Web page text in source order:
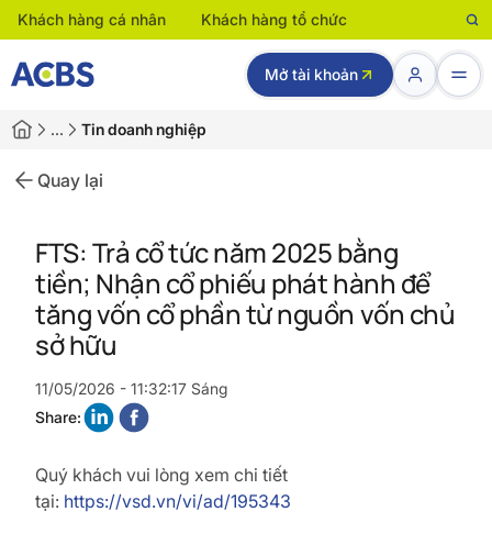
Khách hàng cá nhân Khách hàng tổ chức
Mở tài khoản
… Tin doanh nghiệp
Quay lại
FTS: Trả cổ tức năm 2025 bằng
tiền; Nhận cổ phiếu phát hành để
tăng vốn cổ phần từ nguồn vốn chủ
sở hữu
11/05/2026 - 11:32:17 Sáng
Share:
Quý khách vui lòng xem chi tiết
tại: https://vsd.vn/vi/ad/195343